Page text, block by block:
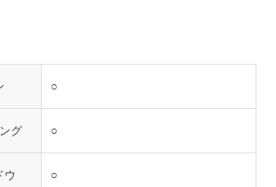
○
グ ○
ウ ○